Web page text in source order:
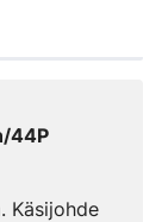
44P
Käsijohde